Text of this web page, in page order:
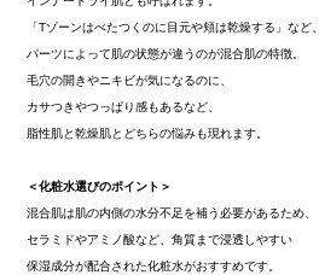
「Tゾーンはべたつくのに目元や頬は乾燥する」など、
パーツによって肌の状態が違うのが混合肌の特徴。
毛穴の開きやニキビが気になるのに、
カサつきやつっぱり感もあるなど、
脂性肌と乾燥肌とどちらの悩みも現れます。
＜化粧水選びのポイント＞
混合肌は肌の内側の水分不足を補う必要があるため、
セラミドやアミノ酸など、角質まで浸透しやすい
保湿成分が配合された化粧水がおすすめです。